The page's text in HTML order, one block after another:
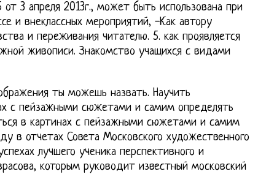
от 3 апреля 2013г., может быть использована при
и внеклассных мероприятий, -Как автору
и переживания читателю. 5. как проявляется
живописи. Знакомство учащихся с видами
ты можешь назвать. Научить
с пейзажными сюжетами и самим определять
в картинах с пейзажными сюжетами и самим
в отчетах Совета Московского художественного
лучшего ученика перспективного и
которым руководит известный московский